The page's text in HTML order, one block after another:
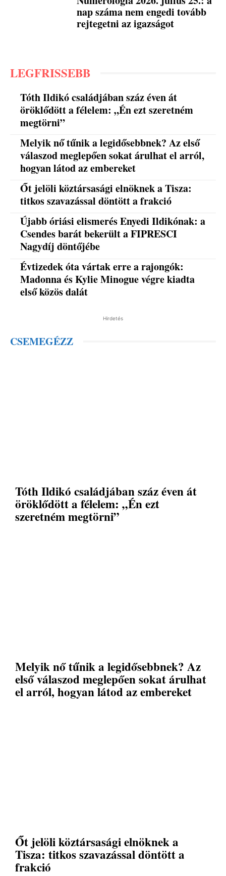
nap száma nem engedi tovább
rejtegetni az igazságot
LEGFRISSEBB
Tóth Ildikó családjában száz éven át
öröklődött a félelem: „Én ezt szeretném
megtörni”
Melyik nő tűnik a legidősebbnek? Az első
válaszod meglepően sokat árulhat el arról,
hogyan látod az embereket
Őt jelöli köztársasági elnöknek a Tisza:
titkos szavazással döntött a frakció
Újabb óriási elismerés Enyedi Ildikónak: a
Csendes barát bekerült a FIPRESCI
Nagydíj döntőjébe
Évtizedek óta vártak erre a rajongók:
Madonna és Kylie Minogue végre kiadta
első közös dalát
Hirdetés
CSEMEGÉZZ
Tóth Ildikó családjában száz éven át
öröklődött a félelem: „Én ezt
szeretném megtörni”
Melyik nő tűnik a legidősebbnek? Az
első válaszod meglepően sokat árulhat
el arról, hogyan látod az embereket
Őt jelöli köztársasági elnöknek a
Tisza: titkos szavazással döntött a
frakció